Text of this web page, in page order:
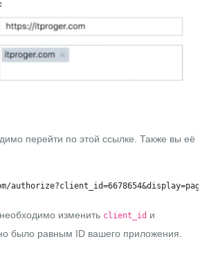
перейти по этой ссылке. Также вы её
изменить client_id и
было равным ID вашего приложения.